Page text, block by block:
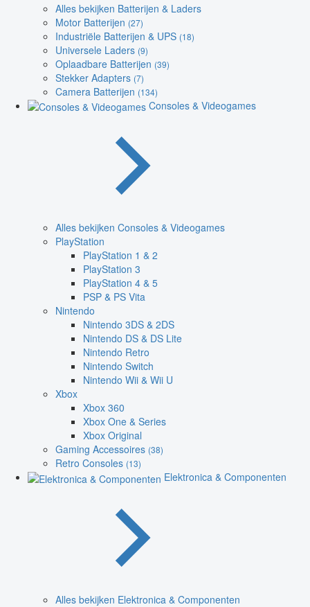
Alles bekijken Batterijen & Laders
Motor Batterijen (27)
Industriële Batterijen & UPS (18)
Universele Laders (9)
Oplaadbare Batterijen (39)
Stekker Adapters (7)
Camera Batterijen (134)
Consoles & Videogames
Alles bekijken Consoles & Videogames
PlayStation
PlayStation 1 & 2
PlayStation 3
PlayStation 4 & 5
PSP & PS Vita
Nintendo
Nintendo 3DS & 2DS
Nintendo DS & DS Lite
Nintendo Retro
Nintendo Switch
Nintendo Wii & Wii U
Xbox
Xbox 360
Xbox One & Series
Xbox Original
Gaming Accessoires (38)
Retro Consoles (13)
Elektronica & Componenten
Alles bekijken Elektronica & Componenten